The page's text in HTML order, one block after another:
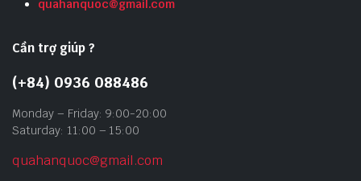
quahanquoc@gmail.com
Cần trợ giúp ?
(+84) 0936 088486
Monday – Friday: 9:00-20:00
Saturday: 11:00 – 15:00
quahanquoc@gmail.com